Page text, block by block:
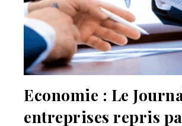
Economie : Le
entreprises repris